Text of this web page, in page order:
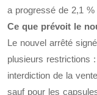
a progressé de 2,1
Ce que prévoit le
Le nouvel arrêté
plusieurs restrictions :
interdiction de la
sauf pour les